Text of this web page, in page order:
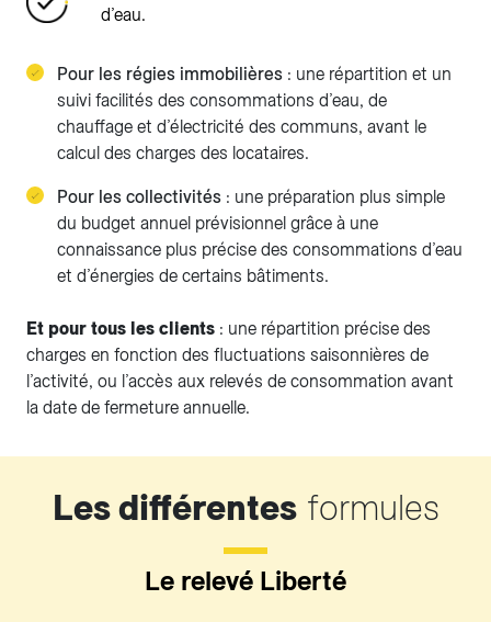
d’eau.
Pour les régies immobilières : une répartition et un
suivi facilités des consommations d’eau, de
chauffage et d’électricité des communs, avant le
calcul des charges des locataires.
Pour les collectivités : une préparation plus simple
du budget annuel prévisionnel grâce à une
connaissance plus précise des consommations d’eau
et d’énergies de certains bâtiments.
Et pour tous les clients : une répartition précise des
charges en fonction des fluctuations saisonnières de
l’activité, ou l’accès aux relevés de consommation avant
la date de fermeture annuelle.
Les différentesformules
Le relevé Liberté